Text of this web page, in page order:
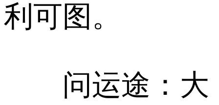
利可图。
问运途：大